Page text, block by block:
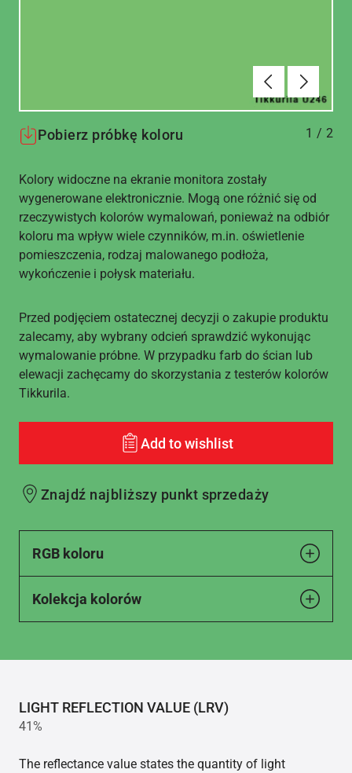
Poprzednie
Dalej
Pobierz próbkę koloru 1 / 2
Kolory widoczne na ekranie monitora zostały
wygenerowane elektronicznie. Mogą one różnić się od
rzeczywistych kolorów wymalowań, ponieważ na odbiór
koloru ma wpływ wiele czynników, m.in. oświetlenie
pomieszczenia, rodzaj malowanego podłoża,
wykończenie i połysk materiału.
Przed podjęciem ostatecznej decyzji o zakupie produktu
zalecamy, aby wybrany odcień sprawdzić wykonując
wymalowanie próbne. W przypadku farb do ścian lub
elewacji zachęcamy do skorzystania z testerów kolorów
Tikkurila.
Add to wishlist
Znajdź najbliższy punkt sprzedaży
RGB koloru
Kolekcja kolorów
LIGHT REFLECTION VALUE (LRV)
41%
The reflectance value states the quantity of light